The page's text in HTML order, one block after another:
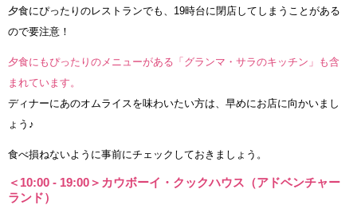
夕食にぴったりのレストランでも、19時台に閉店してしまうことがある
ので要注意！
夕食にもぴったりのメニューがある「グランマ・サラのキッチン」も含
まれています。
ディナーにあのオムライスを味わいたい方は、早めにお店に向かいまし
ょう♪
食べ損ねないように事前にチェックしておきましょう。
＜10:00 - 19:00＞カウボーイ・クックハウス（アドベンチャー
ランド）